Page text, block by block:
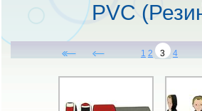
PVC
1 2 3 4